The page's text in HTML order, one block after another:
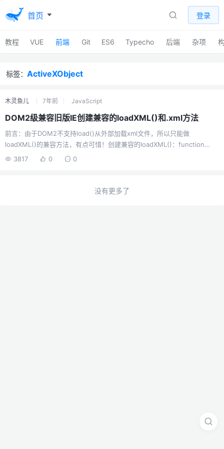
首页 登录
教程 VUE 前端 Git ES6 Typecho 后端 杂项
标签： ActiveXObject
木灵鱼儿 7年前 JavaScript
DOM2级兼容旧版IE创建兼容的loadXML()和.xml方法
前言：由于DOM2不支持load()从外部加载xml文件，所以只能做
loadXML()的兼容方法，有点可惜！创建兼容的loadXML()：function
createXMLDom(value){ var xmlDom = null; if(typeof
3817 0 0
没有更多了